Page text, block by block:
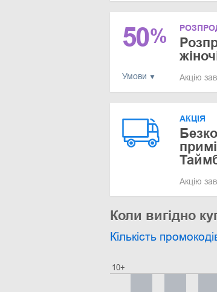
50%
Умови Акцію
АКЦІЯ
Акцію
Коли вигідно
Кількість
10+